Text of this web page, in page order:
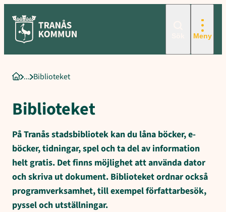
innehåll
Meny
StartsidaBiblioteket
Biblioteket
På Tranås stadsbibliotek kan du låna böcker, e-
böcker, tidningar, spel och ta del av information
helt gratis. Det finns möjlighet att använda dator
och skriva ut dokument. Biblioteket ordnar också
programverksamhet, till exempel författarbesök,
pyssel och utställningar.